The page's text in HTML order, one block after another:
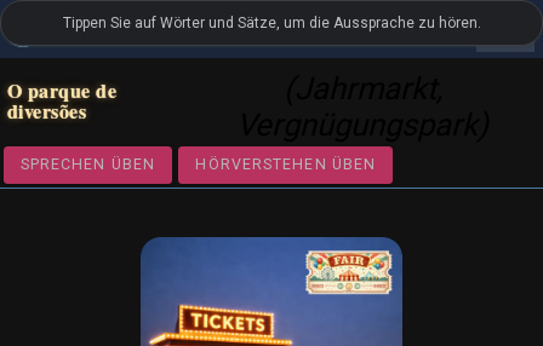
LanguageGuide.org•Portugiesischer visueller Wortschatz
O parque de
diversões
SPRECHEN ÜBEN HÖRVERSTEHEN ÜBEN
Tippen Sie auf Wörter und Sätze, um die Aussprache zu hören.